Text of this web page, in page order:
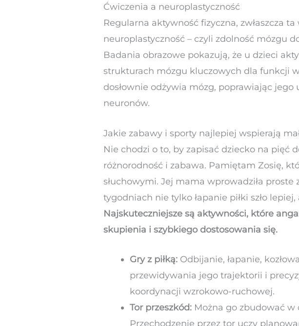
Ćwiczenia a neuroplastyczność
Regularna aktywność fizyczna, zwłaszcza
neuroplastyczność – czyli zdolność mózgu
Badania obrazowe pokazują, że u dzieci
strukturach mózgu kluczowych dla funkcji
dosłownie odżywia mózg, poprawiając
neuronów.
Jakie zabawy i sporty najlepiej wspierają
Nie chodzi o to, by zapisać dziecko na
różnorodność i zabawa. Pamiętam Zosię,
słuchowymi. Jej mama wprowadziła
tygodniach nie tylko łapanie piłki szło
Najskuteczniejsze są aktywności, które
skupienia i szybkiego dostosowania się.
Gry z piłką: Odbijanie, łapanie,
przewidywania jego trajektorii i
koordynacji wzrokowo-ruchowej.
Tor przeszkód: Można go zbudować w
Przechodzenie przez tor uczy